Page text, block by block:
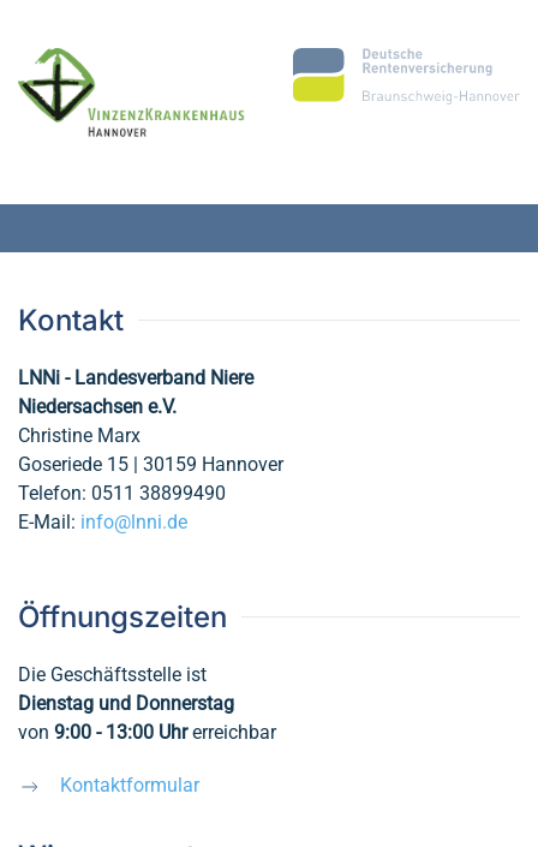
Kontakt
LNNi - Landesverband Niere
Niedersachsen e.V.
Christine Marx
Goseriede 15 | 30159 Hannover
Telefon: 0511 38899490
E-Mail: info@lnni.de
Öffnungszeiten
Die Geschäftsstelle ist
Dienstag und Donnerstag
von 9:00 - 13:00 Uhrerreichbar
Kontaktformular